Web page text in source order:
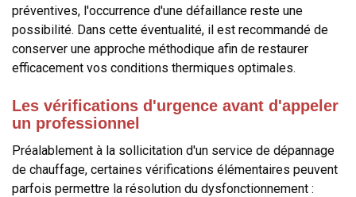
préventives, l'occurrence d'une défaillance reste une
possibilité. Dans cette éventualité, il est recommandé de
conserver une approche méthodique afin de restaurer
efficacement vos conditions thermiques optimales.
Les vérifications d'urgence avant d'appeler
un professionnel
Préalablement à la sollicitation d'un service de dépannage
de chauffage, certaines vérifications élémentaires peuvent
parfois permettre la résolution du dysfonctionnement :